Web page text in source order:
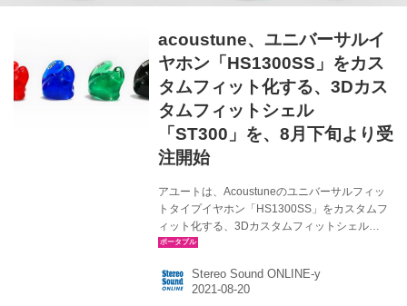
acoustune、ユニバーサルイ
ヤホン「HS1300SS」をカス
タムフィット化する、3Dカス
タムフィットシェル
「ST300」を、8月下旬より受
注開始
アユートは、Acoustuneのユニバーサルフィッ
トタイプイヤホン「HS1300SS」をカスタムフ
ィット化する、3Dカスタムフィットシェル
「ST300」を、8月下旬より順次受注開始する。
ST300は、同社ユニバーサルタイプのイヤホン
「HS1300SS」と組み合わせて、カスタムフィ
Stereo Sound ONLINE-y